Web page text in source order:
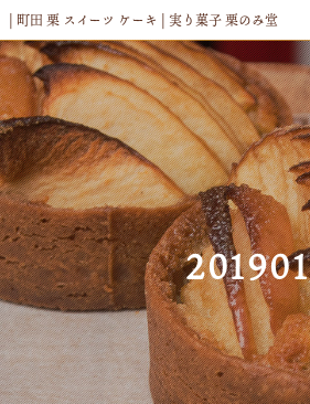
| 町田 栗 スイーツ ケーキ | 実り菓子 栗のみ堂
201901